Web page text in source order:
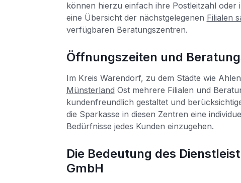
können hierzu einfach ihre Postleitzahl
eine Übersicht der nächstgelegenen Filialen
verfügbaren Beratungszentren.
Öffnungszeiten und
Im Kreis Warendorf, zu dem Städte wie
Münsterland Ost mehrere Filialen und
kundenfreundlich gestaltet und
die Sparkasse in diesen Zentren eine
Bedürfnisse jedes Kunden einzugehen.
Die Bedeutung des
GmbH